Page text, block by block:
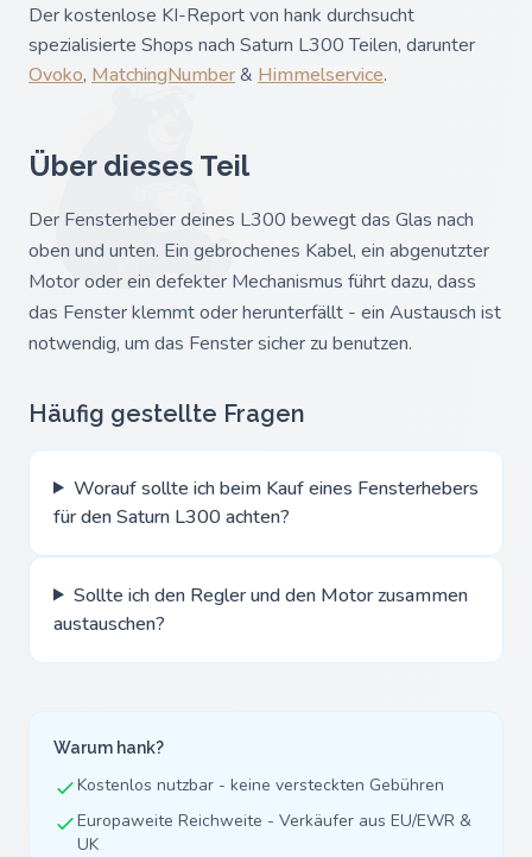
Der kostenlose KI-Report von hank durchsucht
spezialisierte Shops nach Saturn L300 Teilen, darunter
Ovoko, MatchingNumber& Himmelservice.
Über dieses Teil
Der Fensterheber deines L300 bewegt das Glas nach
oben und unten. Ein gebrochenes Kabel, ein abgenutzter
Motor oder ein defekter Mechanismus führt dazu, dass
das Fenster klemmt oder herunterfällt - ein Austausch ist
notwendig, um das Fenster sicher zu benutzen.
Häufig gestellte Fragen
Worauf sollte ich beim Kauf eines Fensterhebers
für den Saturn L300 achten?
Sollte ich den Regler und den Motor zusammen
austauschen?
Warum hank?
Kostenlos nutzbar - keine versteckten Gebühren
Europaweite Reichweite - Verkäufer aus EU/EWR &
UK